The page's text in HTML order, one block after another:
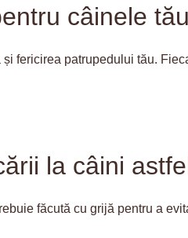
câinele tău
fericirea patrupedului tău.
la câini
făcută cu grijă pentru a